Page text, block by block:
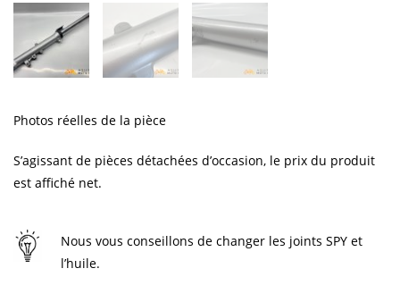
Photos réelles de la pièce
S’agissant de pièces détachées d’occasion, le prix du produit
est affiché net.
Nous vous conseillons de changer les joints SPY et
l’huile.